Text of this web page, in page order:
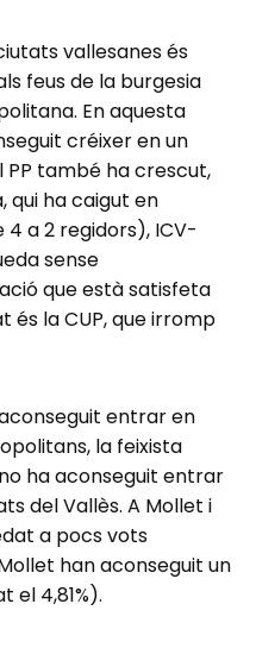
vallesanes és
feus de la burgesia
En aquesta
créixer en un
PP també ha crescut,
qui ha caigut en
4 a 2 regidors), ICV-
sense
que està satisfeta
és la CUP, que irromp
entrar en
la feixista
ha aconseguit entrar
del Vallès. A Mollet i
a pocs vots
han aconseguit un
el 4,81%).